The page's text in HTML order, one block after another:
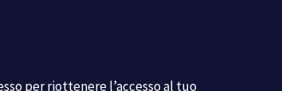
per riottenere l’accesso al tuo